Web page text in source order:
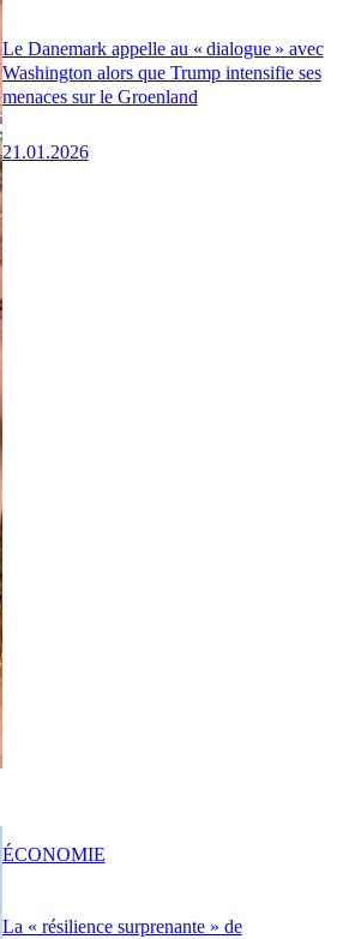
Le Danemark appelle au « dialogue » avec
Washington alors que Trump intensifie ses
menaces sur le Groenland
21.01.2026
La « résilience surprenante » de
ÉCONOMIE